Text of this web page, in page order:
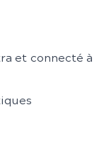
et connecté à